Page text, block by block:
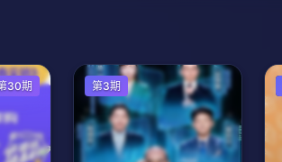
30期 第3期